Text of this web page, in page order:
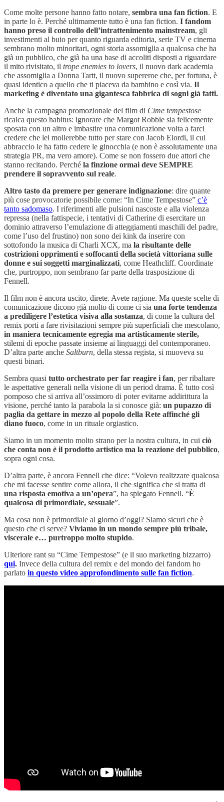
Come molte persone hanno fatto notare, sembra una fan fiction. E
in parte lo è. Perché ultimamente tutto è una fan fiction. I fandom
hanno preso il controllo dell’intrattenimento mainstream, gli
investimenti al buio per quanto riguarda editoria, serie TV e cinema
sembrano molto minoritari, ogni storia assomiglia a qualcosa che ha
già un pubblico, che già ha una base di accoliti disposti a riguardare
il mito rivisitato, il trope enemies to lovers, il nuovo dark academia
che assomiglia a Donna Tartt, il nuovo supereroe che, per fortuna, è
quasi identico a quello che ti piaceva da bambino e così via. Il
marketing è diventato una gigantesca fabbrica di sogni già fatti.
Anche la campagna promozionale del film di Cime tempestose
ricalca questo habitus: ignorare che Margot Robbie sia felicemente
sposata con un altro e imbastire una comunicazione volta a farci
credere che lei mollerebbe tutto per stare con Jacob Elordi, il cui
abbraccio le ha fatto cedere le ginocchia (e non è assolutamente una
strategia PR, ma vero amore). Come se non fossero due attori che
stanno recitando. Perché la finzione ormai deve SEMPRE
prendere il sopravvento sul reale.
Altro tasto da premere per generare indignazione: dire quante
più cose provocatorie possibile come: “In Cime Tempestose” c’è
tanto sadomaso. I riferimenti alle pulsioni nascoste e alla violenza
repressa (nella fattispecie, i tentativi di Catherine di esercitare un
dominio attraverso l’emulazione di atteggiamenti maschili del padre,
come l’uso del frustino) non sono dei kink da inserire con
sottofondo la musica di Charli XCX, ma la risultante delle
costrizioni opprimenti e soffocanti della società vittoriana sulle
donne e sui soggetti marginalizzati, come Heathcliff. Coordinate
che, purtroppo, non sembrano far parte della trasposizione di
Fennell.
Il film non è ancora uscito, direte. Avete ragione. Ma queste scelte di
comunicazione dicono già molto di come ci sia una forte tendenza
a prediligere l’estetica visiva alla sostanza, di come la cultura del
remix porti a fare rivisitazioni sempre più superficiali che mescolano,
in maniera tecnicamente egregia ma artisticamente sterile,
stilemi di epoche passate insieme ai linguaggi del contemporaneo.
D’altra parte anche Saltburn, della stessa regista, si muoveva su
questi binari.
Sembra quasi tutto orchestrato per far reagire i fan, per ribaltare
le aspettative generali nella visione di un period drama. È tutto così
pomposo che si arriva all’ossimoro di poter evitarne addirittura la
visione, perché tanto la parabola la si conosce già: un pupazzo di
paglia da gettare in mezzo al popolo della Rete affinché gli
diano fuoco, come in un rituale orgiastico.
Siamo in un momento molto strano per la nostra cultura, in cui ciò
che conta non è il prodotto artistico ma la reazione del pubblico,
sopra ogni cosa.
D’altra parte, è ancora Fennell che dice: “Volevo realizzare qualcosa
che mi facesse sentire come allora, il che significa che si tratta di
una risposta emotiva a un’opera”, ha spiegato Fennell. “È
qualcosa di primordiale, sessuale”.
Ma cosa non è primordiale al giorno d’oggi? Siamo sicuri che è
questo che ci serve? Viviamo in un mondo sempre più tribale,
viscerale e… purtroppo molto stupido.
Ulteriore rant su “Cime Tempestose” (e il suo marketing bizzarro)
qui. Invece della cultura del remix e del mondo dei fandom ho
parlato in questo video approfondimento sulle fan fiction.